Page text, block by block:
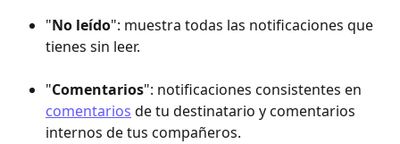
"No leído": muestra todas las notificaciones que
tienes sin leer.
"Comentarios": notificaciones consistentes en
comentarios de tu destinatario y comentarios
internos de tus compañeros.